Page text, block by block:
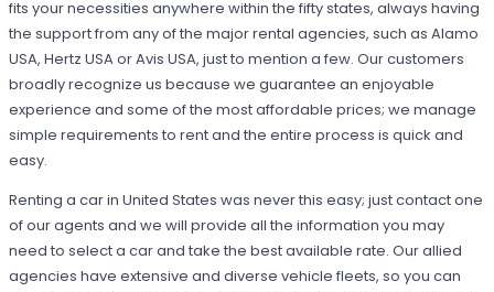
fits your necessities anywhere within the fifty states, always having
the support from any of the major rental agencies, such as Alamo
USA, Hertz USA or Avis USA, just to mention a few. Our customers
broadly recognize us because we guarantee an enjoyable
experience and some of the most affordable prices; we manage
simple requirements to rent and the entire process is quick and
easy.
Renting a car in United States was never this easy; just contact one
of our agents and we will provide all the information you may
need to select a car and take the best available rate. Our allied
agencies have extensive and diverse vehicle fleets, so you can